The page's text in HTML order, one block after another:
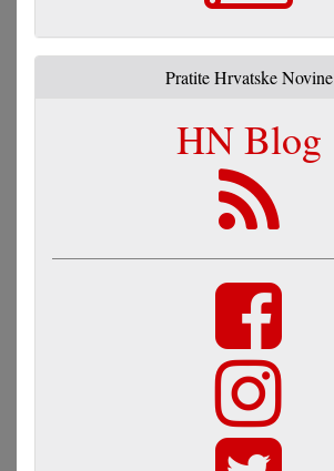
Pratite Hrvatske Novine
HN Blog